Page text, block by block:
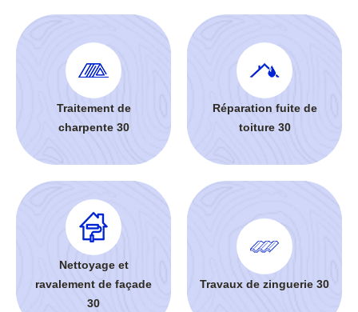
Traitement de
charpente 30
Réparation fuite de
toiture 30
Nettoyage et
ravalement de façade
30
Travaux de zinguerie 30